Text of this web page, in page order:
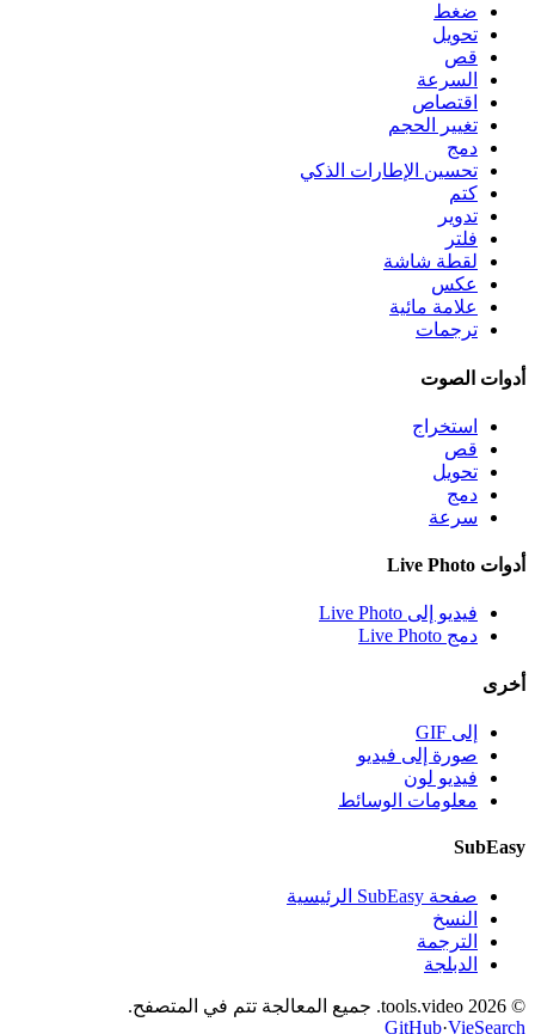
ضغط
تحويل
قص
السرعة
اقتصاص
تغيير الحجم
دمج
تحسين الإطارات الذكي
كتم
تدوير
فلتر
لقطة شاشة
عكس
علامة مائية
ترجمات
أدوات الصوت
استخراج
قص
تحويل
دمج
سرعة
أدوات Live Photo
فيديو إلى Live Photo
دمج Live Photo
أخرى
إلى GIF
صورة إلى فيديو
فيديو لون
معلومات الوسائط
SubEasy
صفحة SubEasy الرئيسية
النسخ
الترجمة
الدبلجة
© 2026 tools.video. جميع المعالجة تتم في المتصفح.
GitHub·VieSearch